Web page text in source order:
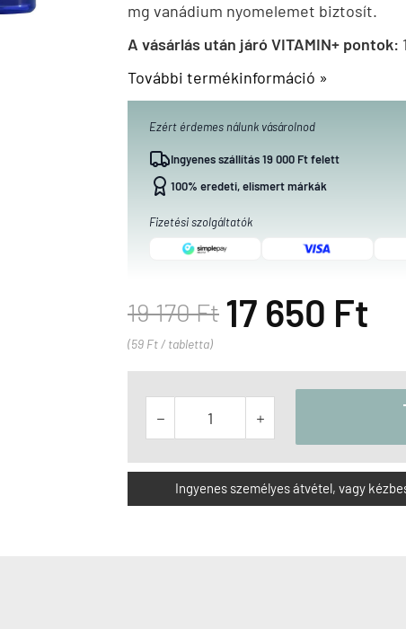
mg vanádium nyomelemet biztosít.
A vásárlás után járó VITAMIN+ pontok:
További termékinformáció »
Ezért érdemes nálunk vásárolnod
Ingyenes szállítás 19 000 Ft felett
100% eredeti, elismert márkák
Fizetési szolgáltatók
19 170 Ft 17 650 Ft
(59 Ft / tabletta)
 
Ingyenes személyes átvétel, vagy